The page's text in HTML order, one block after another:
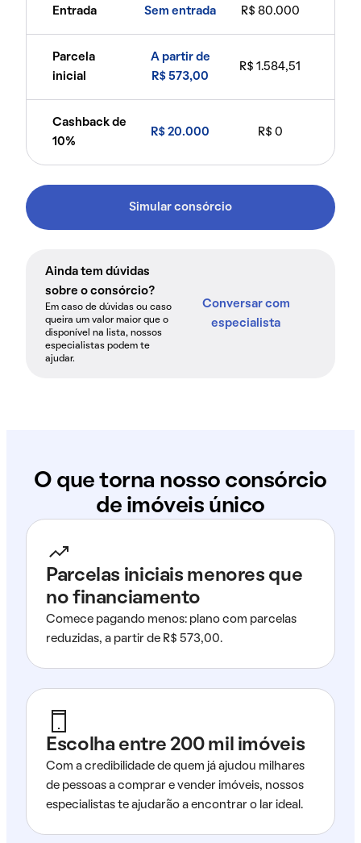
Entrada Sem entrada R$ 80.000
Parcela
inicial
A partir de
R$ 573,00
R$ 1.584,51
Cashback de
10%
R$ 20.000 R$ 0
Simular consórcio
Ainda tem dúvidas
sobre o consórcio?
Em caso de dúvidas ou caso
queira um valor maior que o
disponível na lista, nossos
especialistas podem te
ajudar.
Conversar com
especialista
O que torna nosso consórcio
de imóveis único
Parcelas iniciais menores que
no financiamento
Comece pagando menos: plano com parcelas
reduzidas, a partir de R$ 573,00.
Escolha entre 200 mil imóveis
Com a credibilidade de quem já ajudou milhares
de pessoas a comprar e vender imóveis, nossos
especialistas te ajudarão a encontrar o lar ideal.